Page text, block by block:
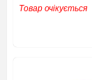
Товар очікується